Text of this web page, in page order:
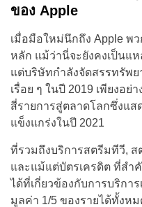
ของ Apple
เมื่อมือใหม่นึกถึง Apple พ
หลัก แม้ว่านี่จะยังคงเป็นแ
แต่บริษัทกำลังจัดสรรทรัพ
เรื่อย ๆ ในปี 2019 เพียงอย่
สี่รายการสู่ตลาดโลกซึ่งแ
แข็งแกร่งในปี 2021
ที่รวมถึงบริการสตรีมทีวี, ส
และแม้แต่บัตรเครดิต ที่สำ
ได้ที่เกี่ยวข้องกับการบริกา
มูลค่า 1/5 ของรายได้ทั้งห